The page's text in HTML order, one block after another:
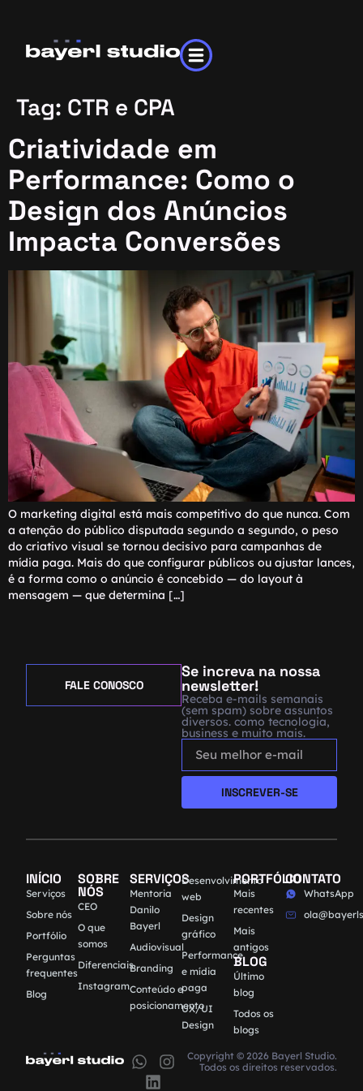
Tag: CTR e CPA
Criatividade em
Performance: Como o
Design dos Anúncios
Impacta Conversões
O marketing digital está mais competitivo do que nunca. Com
a atenção do público disputada segundo a segundo, o peso
do criativo visual se tornou decisivo para campanhas de
mídia paga. Mais do que configurar públicos ou ajustar lances,
é a forma como o anúncio é concebido — do layout à
mensagem — que determina […]
Se increva na nossa
newsletter!
Receba e-mails semanais
(sem spam) sobre assuntos
diversos. como tecnologia,
business e muito mais.
INSCREVER-SE
FALE CONOSCO
INÍCIO
Serviços
Sobre nós
Portfólio
Perguntas
frequentes
Blog
SOBRE
NÓS
CEO
O que
somos
Diferenciais
Instagram
SERVIÇOS
Mentoria
Danilo
Bayerl
Audiovisual
Branding
Conteúdo e
posicionamento
Desenvolvimento
web
Design
gráfico
Performance
e mídia
paga
UX/UI
Design
PORTFÓLIO
Mais
recentes
Mais
antigos
BLOG
Último
blog
Todos os
blogs
CONTATO
WhatsApp
Copyright © 2026 Bayerl Studio.
Todos os direitos reservados.